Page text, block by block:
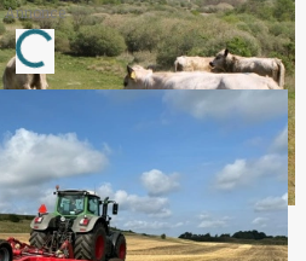
Annonce
Loading...